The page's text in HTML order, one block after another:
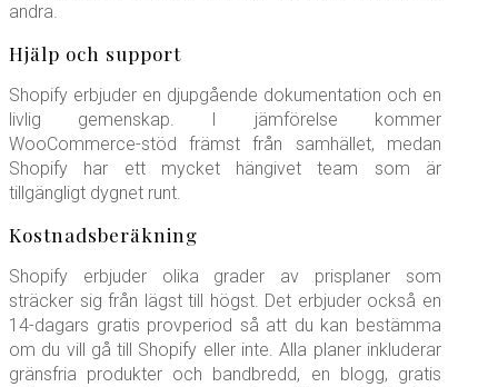
andra.
Hjälp och support
Shopify erbjuder en djupgående dokumentation och en
livlig gemenskap. I jämförelse kommer
WooCommerce-stöd främst från samhället, medan
Shopify har ett mycket hängivet team som är
tillgängligt dygnet runt.
Kostnadsberäkning
Shopify erbjuder olika grader av prisplaner som
sträcker sig från lägst till högst. Det erbjuder också en
14-dagars gratis provperiod så att du kan bestämma
om du vill gå till Shopify eller inte. Alla planer inkluderar
gränsfria produkter och bandbredd, en blogg, gratis